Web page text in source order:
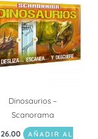
Dinosaurios –
Scanorama
26.00
AÑADIR AL